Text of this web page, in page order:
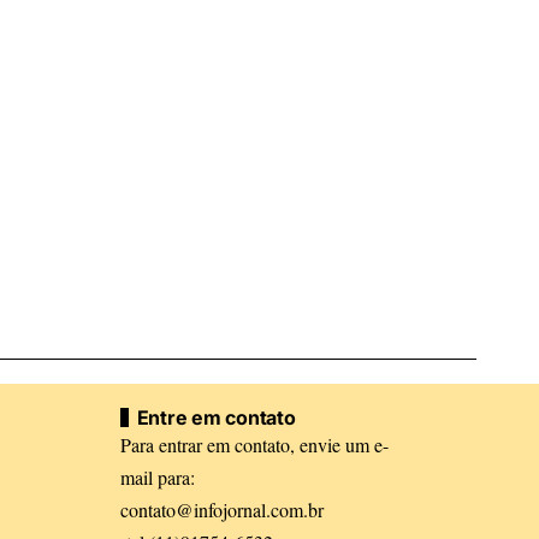
Entre em contato
Para entrar em contato, envie um e-
mail para:
contato@infojornal.com.br